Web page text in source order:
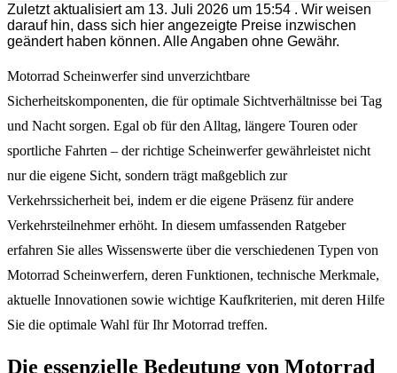
Zuletzt aktualisiert am 13. Juli 2026 um 15:54 . Wir weisen
darauf hin, dass sich hier angezeigte Preise inzwischen
geändert haben können. Alle Angaben ohne Gewähr.
Motorrad Scheinwerfer sind unverzichtbare
Sicherheitskomponenten, die für optimale Sichtverhältnisse bei Tag
und Nacht sorgen. Egal ob für den Alltag, längere Touren oder
sportliche Fahrten – der richtige Scheinwerfer gewährleistet nicht
nur die eigene Sicht, sondern trägt maßgeblich zur
Verkehrssicherheit bei, indem er die eigene Präsenz für andere
Verkehrsteilnehmer erhöht. In diesem umfassenden Ratgeber
erfahren Sie alles Wissenswerte über die verschiedenen Typen von
Motorrad Scheinwerfern, deren Funktionen, technische Merkmale,
aktuelle Innovationen sowie wichtige Kaufkriterien, mit deren Hilfe
Sie die optimale Wahl für Ihr Motorrad treffen.
Die essenzielle Bedeutung von Motorrad